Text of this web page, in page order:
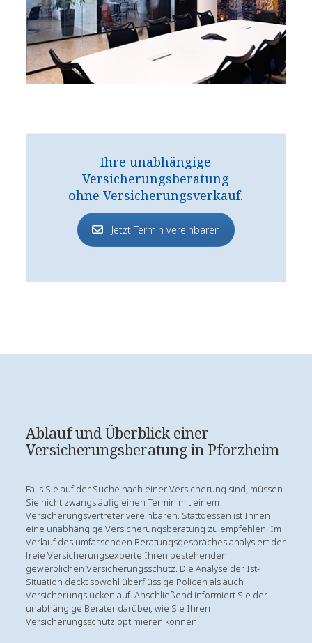
Ihre unabhängige
Versicherungsberatung
ohne Versicherungsverkauf.
Jetzt Termin vereinbaren
Ablauf und Überblick einer
Versicherungsberatung in Pforzheim
Falls Sie auf der Suche nach einer Versicherung sind, müssen
Sie nicht zwangsläufig einen Termin mit einem
Versicherungsvertreter vereinbaren. Stattdessen ist Ihnen
eine unabhängige Versicherungsberatung zu empfehlen. Im
Verlauf des umfassenden Beratungsgespräches analysiert der
freie Versicherungsexperte Ihren bestehenden
gewerblichen Versicherungsschutz. Die Analyse der Ist-
Situation deckt sowohl überflüssige Policen als auch
Versicherungslücken auf. Anschließend informiert Sie der
unabhängige Berater darüber, wie Sie Ihren
Versicherungsschutz optimieren können.